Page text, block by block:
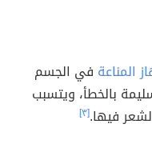
المناعة في الجسم
بالخطأ، ويتسبب
فيها.[٣]